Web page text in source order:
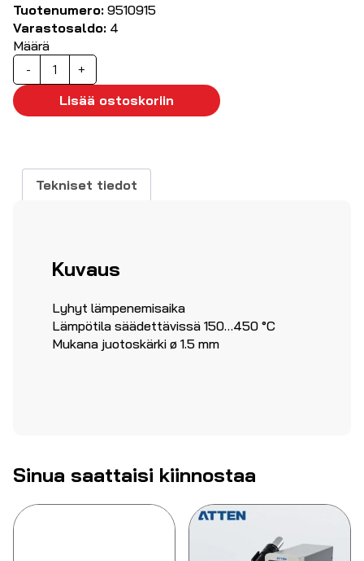
Tuotenumero: 9510915
Varastosaldo: 4
Määrä
-
Analoginen
juotosasema
48W
määrä
+
Lisää ostoskoriin
Tekniset tiedot
Kuvaus
Lyhyt lämpenemisaika
Lämpötila säädettävissä 150…450 °C
Mukana juotoskärki ø 1.5 mm
Sinua saattaisi kiinnostaa